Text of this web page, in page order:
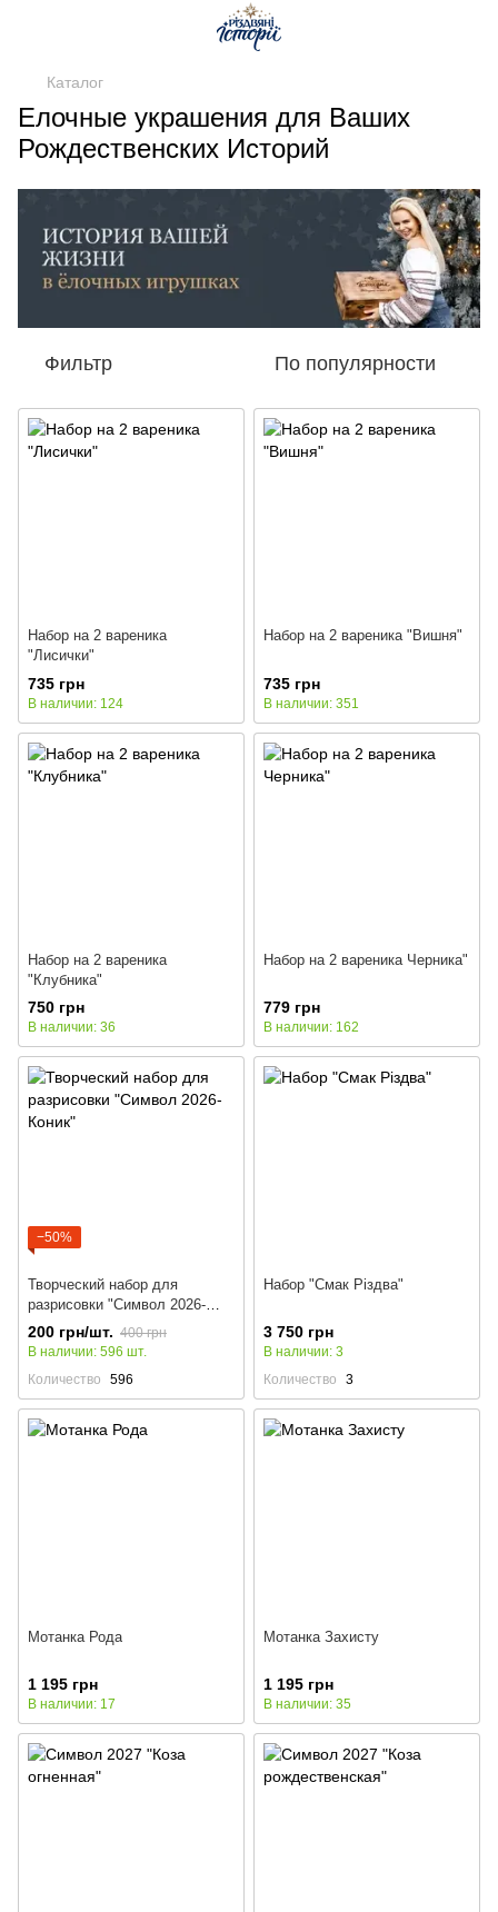
Каталог
Елочные украшения для Ваших
Рождественских Историй
Фильтр По популярности
Набор на 2 вареника
"Лисички"
735 грн
В наличии: 124
Набор на 2 вареника "Вишня"
735 грн
В наличии: 351
Набор на 2 вареника
"Клубника"
750 грн
В наличии: 36
Набор на 2 вареника Черника"
779 грн
В наличии: 162
−50%
Творческий набор для
разрисовки "Символ 2026-
Коник"
200 грн/шт. 400 грн
В наличии: 596 шт.
Количество
596
Набор "Смак Різдва"
3 750 грн
В наличии: 3
Количество
3
Мотанка Рода
1 195 грн
В наличии: 17
Мотанка Захисту
1 195 грн
В наличии: 35